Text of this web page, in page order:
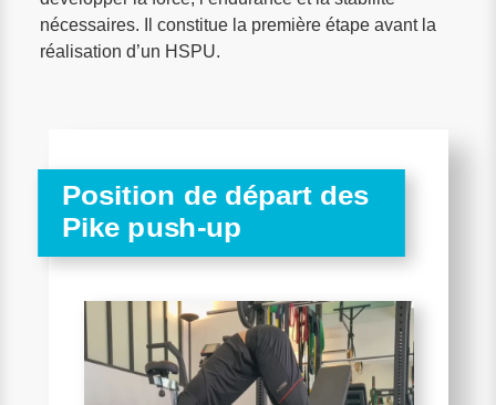
nécessaires. Il constitue la première étape avant la
réalisation d’un HSPU.
Position de départ des
Pike push-up